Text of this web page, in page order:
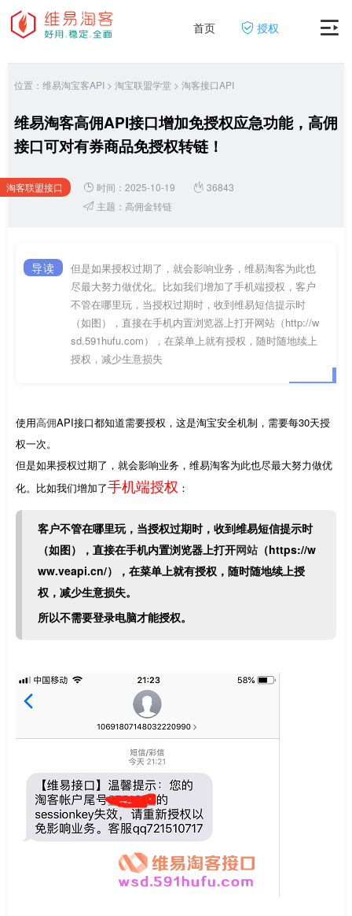
首页 授权
位置： 维易淘宝客API > 淘宝联盟学堂 > 淘客接口API
维易淘客高佣API接口增加免授权应急功能，高佣
接口可对有券商品免授权转链！
淘客联盟接口
时间：2025-10-19
36843
主题： 高佣金转链
导读
但是如果授权过期了，就会影响业务，维易淘客为此也
尽最大努力做优化。比如我们增加了手机端授权，客户
不管在哪里玩，当授权过期时，收到维易短信提示时
（如图），直接在手机内置浏览器上打开网站（http://w
sd.591hufu.com），在菜单上就有授权，随时随地续上
授权，减少生意损失
使用高佣API接口都知道需要授权，这是淘宝安全机制，需要每30天授
权一次。
但是如果授权过期了，就会影响业务，维易淘客为此也尽最大努力做优
化。比如我们增加了手机端授权 ：
客户不管在哪里玩，当授权过期时，收到维易短信提示时
（如图），直接在手机内置浏览器上打开网站 （https://w
ww.veapi.cn/），在菜单上就有授权，随时随地续上授
权，减少生意损失。
所以不需要登录电脑才能授权。